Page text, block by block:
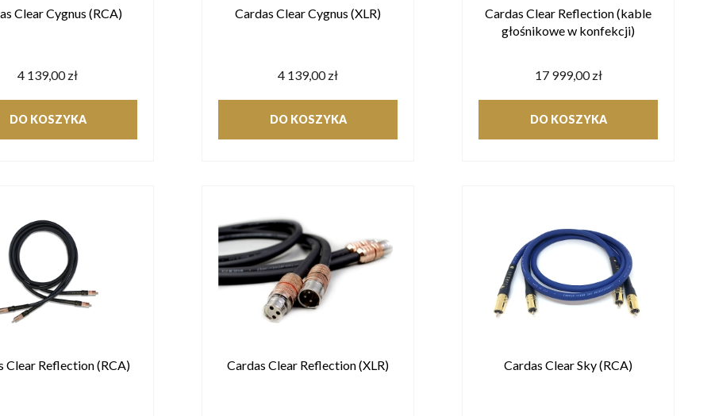
Clear Cygnus (RCA)
4 139,00 zł
DO KOSZYKA
Cardas Clear Cygnus (XLR)
4 139,00 zł
DO KOSZYKA
Cardas Clear Reflection (kable
głośnikowe w konfekcji)
17 999,00 zł
DO KOSZYKA
Clear Reflection (RCA) Cardas Clear Reflection (XLR) Cardas Clear Sky (RCA)